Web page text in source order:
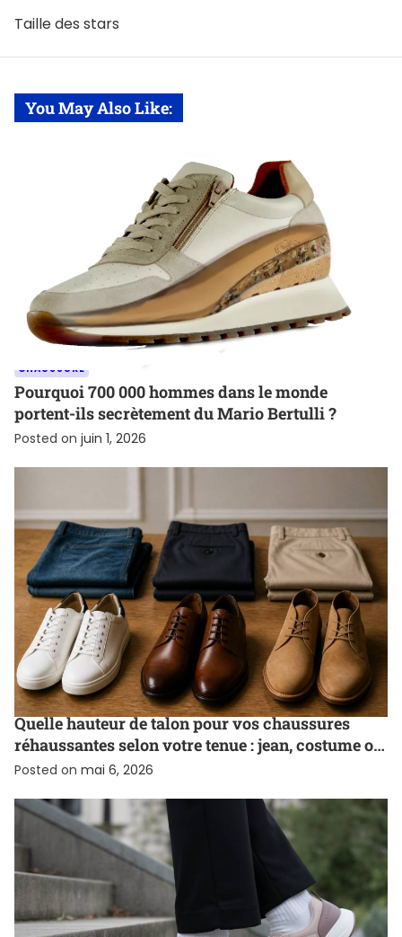
Taille des stars
You May Also Like:
CHAUSSURE
Pourquoi 700 000 hommes dans le monde
portent-ils secrètement du Mario Bertulli ?
Posted on juin 1, 2026
MARQUES DE CHAUSSURES RÉHAUSSANTES
Quelle hauteur de talon pour vos chaussures
réhaussantes selon votre tenue : jean, costume ou
chino
Posted on mai 6, 2026